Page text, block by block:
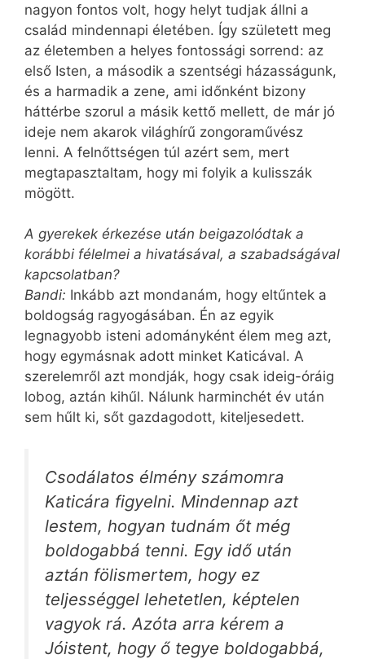
nagyon fontos volt, hogy helyt tudjak állni a
család mindennapi életében. Így született meg
az életemben a helyes fontossági sorrend: az
első Isten, a második a szentségi házasságunk,
és a harmadik a zene, ami időnként bizony
háttérbe szorul a másik kettő mellett, de már jó
ideje nem akarok világhírű zongoraművész
lenni. A felnőttségen túl azért sem, mert
megtapasztaltam, hogy mi folyik a kulisszák
mögött.
A gyerekek érkezése után beigazolódtak a
korábbi félelmei a hivatásával, a szabadságával
kapcsolatban?
Bandi: Inkább azt mondanám, hogy eltűntek a
boldogság ragyogásában. Én az egyik
legnagyobb isteni adományként élem meg azt,
hogy egymásnak adott minket Katicával. A
szerelemről azt mondják, hogy csak ideig-óráig
lobog, aztán kihűl. Nálunk harminchét év után
sem hűlt ki, sőt gazdagodott, kiteljesedett.
Csodálatos élmény számomra
Katicára figyelni. Mindennap azt
lestem, hogyan tudnám őt még
boldogabbá tenni. Egy idő után
aztán fölismertem, hogy ez
teljességgel lehetetlen, képtelen
vagyok rá. Azóta arra kérem a
Jóistent, hogy ő tegye boldogabbá,